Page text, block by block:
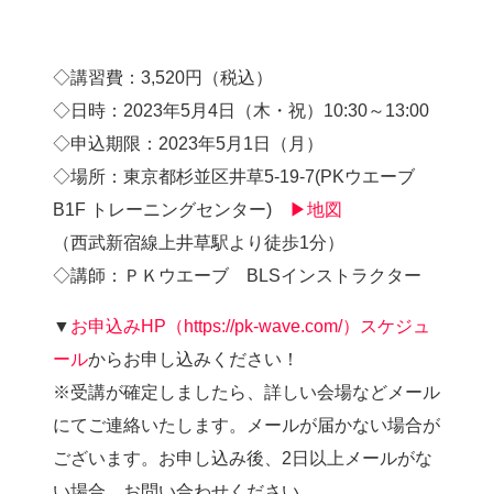
◇講習費：3,520円（税込）
◇日時：2023年5月4日（木・祝）10:30～13:00
◇申込期限：2023年5月1日（月）
◇場所：東京都杉並区井草5-19-7(PKウエーブ
B1F トレーニングセンター)
▶地図
（西武新宿線上井草駅より徒歩1分）
◇講師：ＰＫウエーブ BLSインストラクター
▼ お申込みHP（https://pk-wave.com/）スケジュ
ールからお申し込みください！
※受講が確定しましたら、詳しい会場などメール
にてご連絡いたします。メールが届かない場合が
ございます。お申し込み後、2日以上メールがな